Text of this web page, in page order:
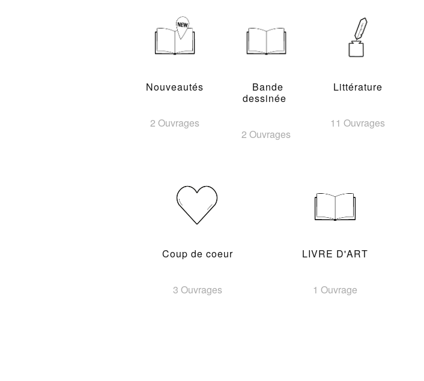
Nouveautés
2 Ouvrages
Bande
dessinée
2 Ouvrages
Littérature
11 Ouvrages
Coup de coeur
3 Ouvrages
LIVRE D'ART
1 Ouvrage